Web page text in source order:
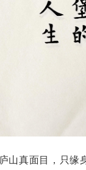
山真面目，只缘